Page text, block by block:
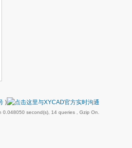
)
0.048050 second(s), 14 queries , Gzip On.